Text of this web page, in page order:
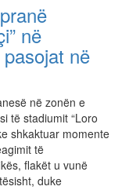
në
në
në zonën e
të stadiumit “Loro
shkaktuar momente
të
flakët u vunë
duke